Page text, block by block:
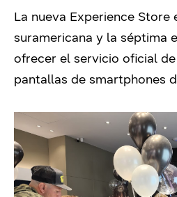
La nueva Experience Store
suramericana y la séptima
ofrecer el servicio oficial
pantallas de smartphones